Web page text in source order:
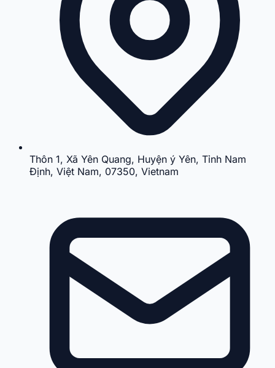
Thôn 1, Xã Yên Quang, Huyện ý Yên, Tỉnh Nam
Định, Việt Nam, 07350, Vietnam